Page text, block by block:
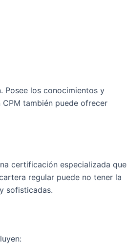
Posee los conocimientos y
también puede ofrecer
certificación especializada que
regular puede no tener la
sofisticadas.